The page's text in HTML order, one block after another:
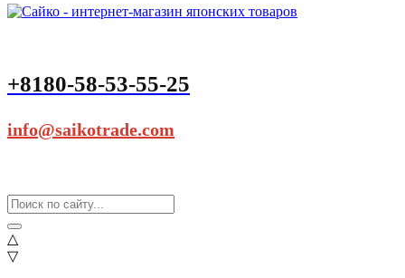
+8180-58-53-55-25
info@saikotrade.com
△
▽